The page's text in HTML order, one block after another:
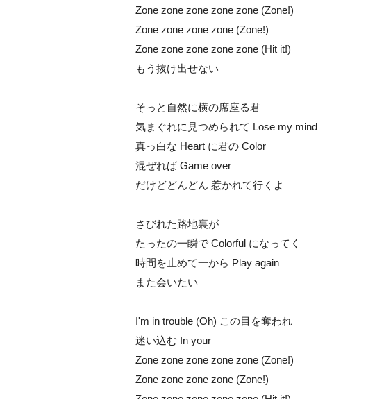
Zone zone zone zone zone (Zone!)
Zone zone zone zone (Zone!)
Zone zone zone zone zone (Hit it!)
もう抜け出せない
そっと自然に横の席座る君
気まぐれに見つめられて Lose my mind
真っ白な Heart に君の Color
混ぜれば Game over
だけどどんどん 惹かれて行くよ
さびれた路地裏が
たったの一瞬で Colorful になってく
時間を止めて一から Play again
また会いたい
I'm in trouble (Oh) この目を奪われ
迷い込む In your
Zone zone zone zone zone (Zone!)
Zone zone zone zone (Zone!)